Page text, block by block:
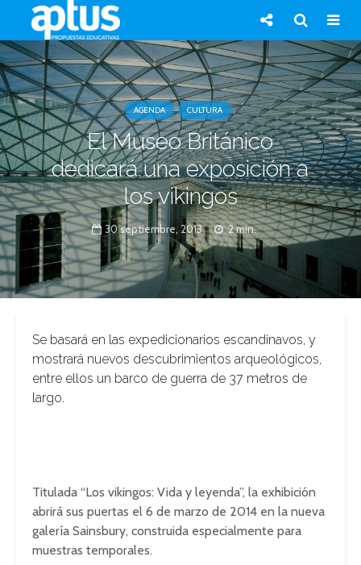
AGENDA CULTURA
El Museo Británico
dedicará una exposición a
los vikingos
30 septiembre, 2013 2 min.
Se basará en las expedicionarios escandinavos, y
mostrará nuevos descubrimientos arqueológicos,
entre ellos un barco de guerra de 37 metros de
largo.
Titulada “Los vikingos: Vida y leyenda”, la exhibición
abrirá sus puertas el 6 de marzo de 2014 en la nueva
galería Sainsbury, construida especialmente para
muestras temporales.